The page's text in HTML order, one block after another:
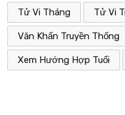
Tử Vi Tháng Tử Vi
Văn Khấn Truyền Thống
Xem Hướng Hợp Tuổi